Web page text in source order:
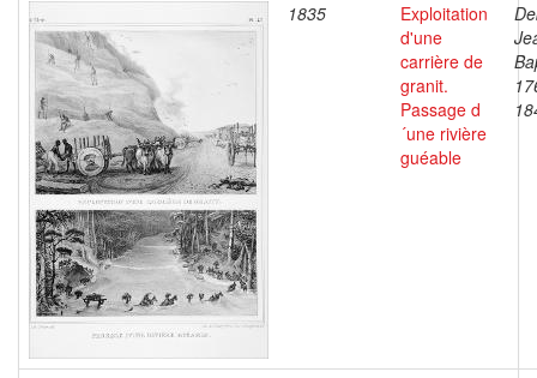
1835
Exploitation
d'une
carrière de
granit.
Passage d
´une rivière
guéable